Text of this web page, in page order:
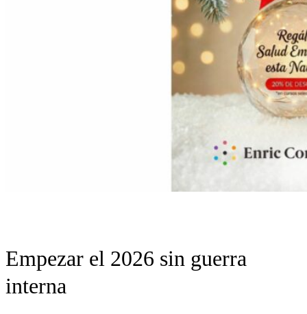
Empezar el 2026 sin guerra
interna